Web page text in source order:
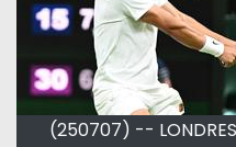
(250707) --